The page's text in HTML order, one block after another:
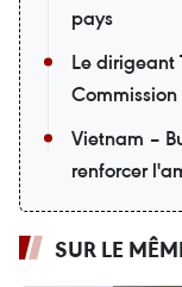
pays
Le dirigeant
Commission
Vietnam –
renforcer
SUR LE